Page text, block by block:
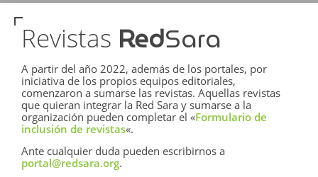
Revistas RedSara
A partir del año 2022, además de los portales, por
iniciativa de los propios equipos editoriales,
comenzaron a sumarse las revistas. Aquellas revistas
que quieran integrar la Red Sara y sumarse a la
organización pueden completar el «Formulario de
inclusión de revistas«.
Ante cualquier duda pueden escribirnos a
portal@redsara.org.